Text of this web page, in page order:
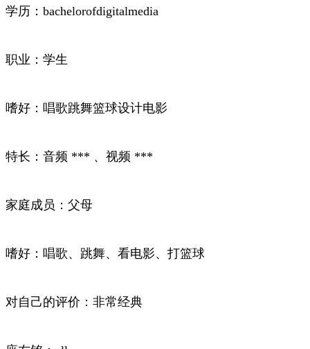
学历：bachelorofdigitalmedia
职业：学生
嗜好：唱歌跳舞篮球设计电影
特长：音频 *** 、视频 ***
家庭成员：父母
嗜好：唱歌、跳舞、看电影、打篮球
对自己的评价：非常经典